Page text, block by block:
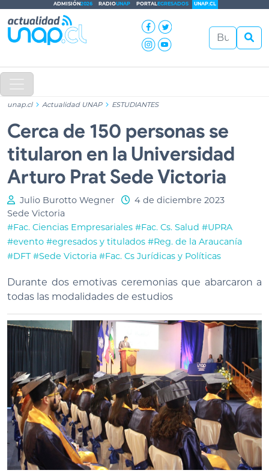
ADMISIÓN2026 RADIOUNAP PORTALEGRESADOS UNAP.CL
unap.cl Actualidad UNAP ESTUDIANTES
Cerca de 150 personas se
titularon en la Universidad
Arturo Prat Sede Victoria
Julio Burotto Wegner
4 de diciembre 2023
Sede Victoria
#Fac. Ciencias Empresariales #Fac. Cs. Salud #UPRA
#evento #egresados y titulados #Reg. de la Araucanía
#DFT #Sede Victoria #Fac. Cs Jurídicas y Políticas
Durante dos emotivas ceremonias que abarcaron a
todas las modalidades de estudios